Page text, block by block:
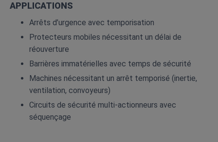
APPLICATIONS
Arrêts d’urgence avec temporisation
Protecteurs mobiles nécessitant un délai de
réouverture
Barrières immatérielles avec temps de sécurité
Machines nécessitant un arrêt temporisé (inertie,
ventilation, convoyeurs)
Circuits de sécurité multi‑actionneurs avec
séquençage